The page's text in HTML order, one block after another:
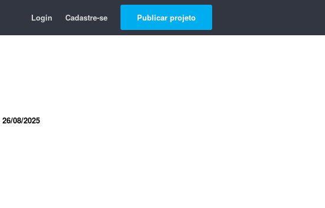
Login Cadastre-se Publicar projeto
26/08/2025